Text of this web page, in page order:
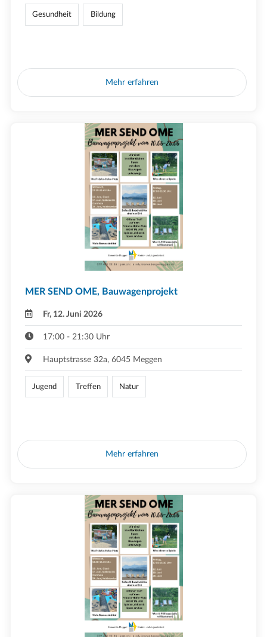
Gesundheit Bildung
Mehr erfahren
MER SEND OME, Bauwagenprojekt
Fr, 12. Juni 2026
17:00 - 21:30 Uhr
Hauptstrasse 32a, 6045 Meggen
Jugend Treffen Natur
Mehr erfahren